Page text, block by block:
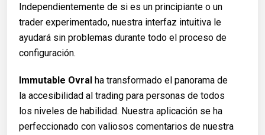
Independientemente de si es un principiante o un
trader experimentado, nuestra interfaz intuitiva le
ayudará sin problemas durante todo el proceso de
configuración.
Immutable Ovral ha transformado el panorama de
la accesibilidad al trading para personas de todos
los niveles de habilidad. Nuestra aplicación se ha
perfeccionado con valiosos comentarios de nuestra